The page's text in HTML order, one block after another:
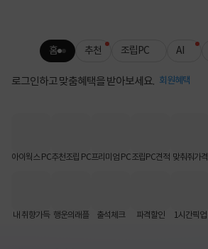
홈 추천 조립PC AI
로그인하고 맞춤혜택을 받아보세요. 회원혜택
아이웍스 PC추천조립 PC프리미엄 PC조립PC견적 맞춰줘가격
내 취향가득 행운의래플 출석체크 파격할인 1시간픽업